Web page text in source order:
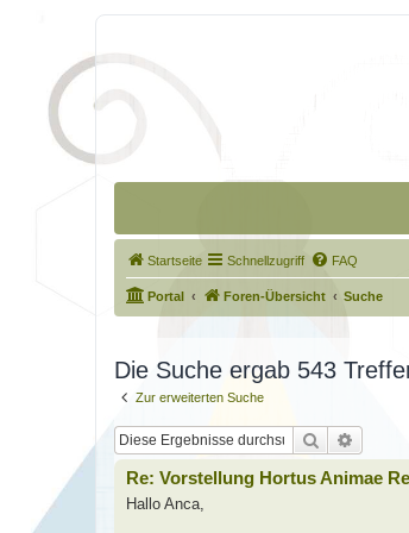
Startseite Schnellzugriff FAQ
Portal Foren-Übersicht Suche
Die Suche ergab 543
Zur erweiterten Suche
Suche
Re: Vorstellung Hortus Animae
Hallo Anca,